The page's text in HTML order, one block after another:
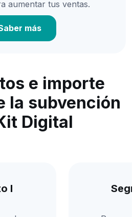
aumentar tus ventas.
más
e importe
la subvención
Digital
I